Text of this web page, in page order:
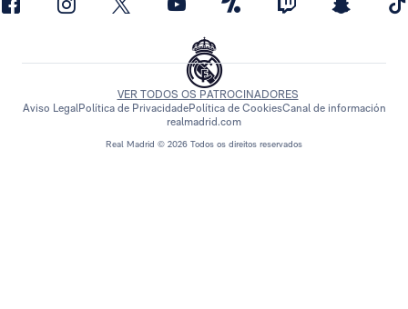
Real Madrid © 2026 Todos os direitos reservados
VER TODOS OS PATROCINADORES
Aviso LegalPolítica de PrivacidadePolítica de CookiesCanal de información
realmadrid.com